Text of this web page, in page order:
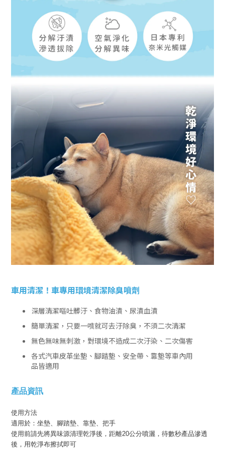
車用清潔！車專用環境清潔除臭噴劑
深層清潔嘔吐髒汙、食物油漬、尿漬血漬
簡單清潔，只要一噴就可去汙除臭，不須二次清潔
無色無味無刺激，對環境不造成二次汙染、二次傷害
各式汽車皮革坐墊、腳踏墊、安全帶、靠墊等車內用
品皆適用
產品資訊
使用方法
適用於：坐墊、腳踏墊、靠墊、把手
使用前請先將異味源清理乾淨後，距離20公分噴灑，待數秒產品滲透
後，用乾淨布擦拭即可